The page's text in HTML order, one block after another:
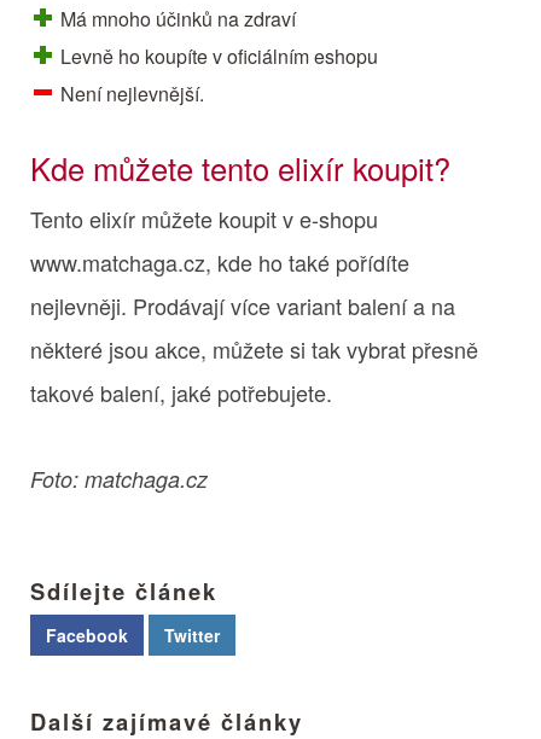
Má mnoho účinků na zdraví
Levně ho koupíte v oficiálním eshopu
Není nejlevnější.
Kde můžete tento elixír koupit?
Tento elixír můžete koupit v e-shopu
www.matchaga.cz, kde ho také pořídíte
nejlevněji. Prodávají více variant balení a na
některé jsou akce, můžete si tak vybrat přesně
takové balení, jaké potřebujete.
Foto: matchaga.cz
Sdílejte článek
Facebook Twitter
Další zajímavé články